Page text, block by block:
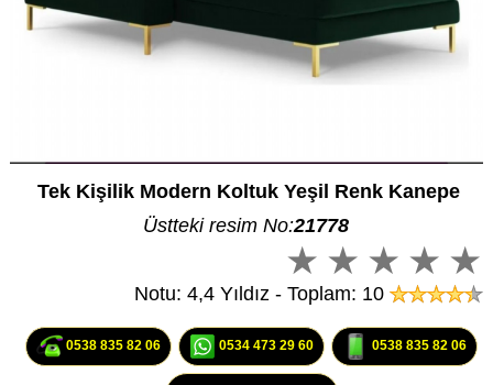
Tek Kişilik Modern Koltuk Yeşil Renk Kanepe
Üstteki resim No:21778
Notu: 4,4 Yıldız - Toplam: 10
0538 835 82 06 0534 473 29 60 0538 835 82 06